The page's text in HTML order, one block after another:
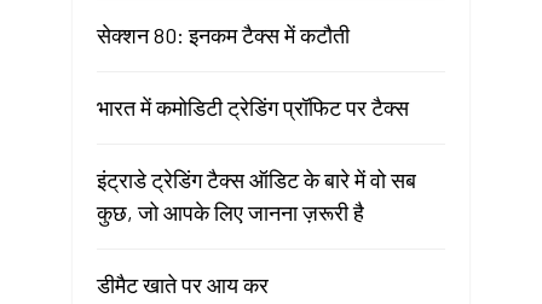
सेक्शन 80: इनकम टैक्स में कटौती
भारत में कमोडिटी ट्रेडिंग प्रॉफिट पर टैक्स
इंट्राडे ट्रेडिंग टैक्स ऑडिट के बारे में वो सब
कुछ, जो आपके लिए जानना ज़रूरी है
डीमैट खाते पर आय कर